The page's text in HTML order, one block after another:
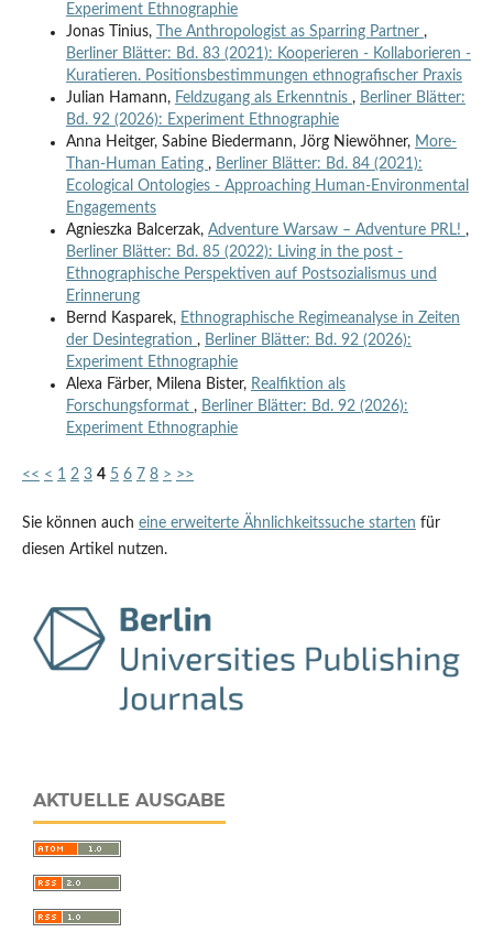
Experiment Ethnographie
Jonas Tinius,
The Anthropologist as Sparring Partner ,
Berliner Blätter: Bd. 83 (2021): Kooperieren - Kollaborieren -
Kuratieren. Positionsbestimmungen ethnografischer Praxis
Julian Hamann, Feldzugang als Erkenntnis , Berliner Blätter:
Bd. 92 (2026): Experiment Ethnographie
Anna Heitger, Sabine Biedermann, Jörg Niewöhner, More-
Than-Human Eating , Berliner Blätter: Bd. 84 (2021):
Ecological Ontologies - Approaching Human-Environmental
Engagements
Agnieszka Balcerzak, Adventure Warsaw – Adventure PRL! ,
Berliner Blätter: Bd. 85 (2022): Living in the post -
Ethnographische Perspektiven auf Postsozialismus und
Erinnerung
Bernd Kasparek, Ethnographische Regimeanalyse in Zeiten
der Desintegration , Berliner Blätter: Bd. 92 (2026):
Experiment Ethnographie
Alexa Färber, Milena Bister, Realfiktion als
Forschungsformat , Berliner Blätter: Bd. 92 (2026):
Experiment Ethnographie
<< < 1 2 3 4 5 6 7 8 > >>
Sie können auch eine erweiterte Ähnlichkeitssuche starten für
diesen Artikel nutzen.
AKTUELLE AUSGABE